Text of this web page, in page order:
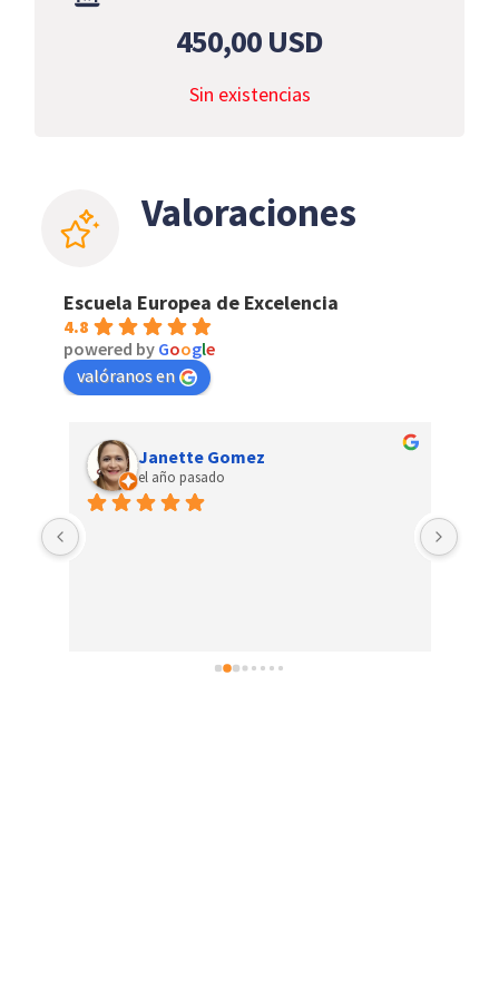
450,00USD
Sin existencias
Valoraciones
Escuela Europea de Excelencia
4.8
powered by Google
valóranos en
Janette Gomez
el año pasado